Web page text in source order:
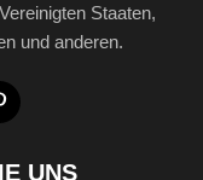
Staaten,
und anderen.
UNS